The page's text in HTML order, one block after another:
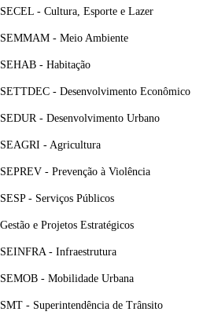
SECEL - Cultura, Esporte e Lazer
SEMMAM - Meio Ambiente
SEHAB - Habitação
SETTDEC - Desenvolvimento Econômico
SEDUR - Desenvolvimento Urbano
SEAGRI - Agricultura
SEPREV - Prevenção à Violência
SESP - Serviços Públicos
Gestão e Projetos Estratégicos
SEINFRA - Infraestrutura
SEMOB - Mobilidade Urbana
SMT - Superintendência de Trânsito